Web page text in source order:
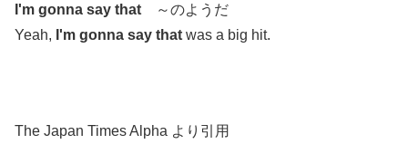
I'm gonna say that ～のようだ
Yeah, I'm gonna say that was a big hit.
The Japan Times Alpha より引用